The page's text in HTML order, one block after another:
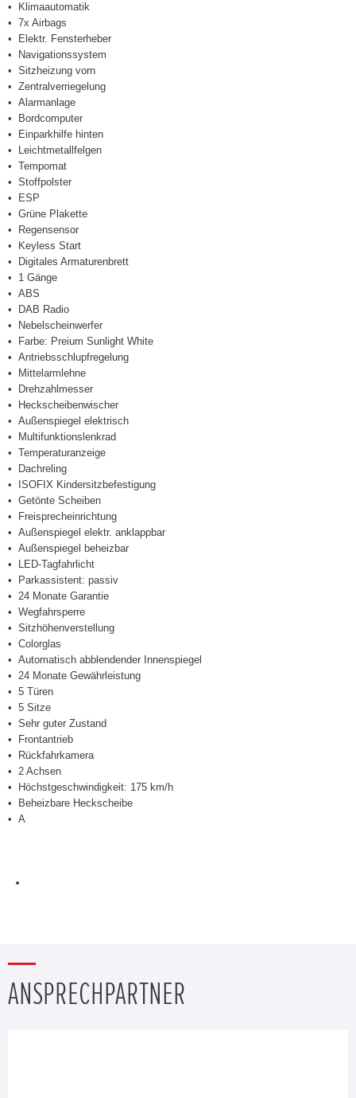
Klimaautomatik
7x Airbags
Elektr. Fensterheber
Navigationssystem
Sitzheizung vorn
Zentralverriegelung
Alarmanlage
Bordcomputer
Einparkhilfe hinten
Leichtmetallfelgen
Tempomat
Stoffpolster
ESP
Grüne Plakette
Regensensor
Keyless Start
Digitales Armaturenbrett
1 Gänge
ABS
DAB Radio
Nebelscheinwerfer
Farbe: Preium Sunlight White
Antriebsschlupfregelung
Mittelarmlehne
Drehzahlmesser
Heckscheibenwischer
Außenspiegel elektrisch
Multifunktionslenkrad
Temperaturanzeige
Dachreling
ISOFIX Kindersitzbefestigung
Getönte Scheiben
Freisprecheinrichtung
Außenspiegel elektr. anklappbar
Außenspiegel beheizbar
LED-Tagfahrlicht
Parkassistent: passiv
24 Monate Garantie
Wegfahrsperre
Sitzhöhenverstellung
Colorglas
Automatisch abblendender Innenspiegel
24 Monate Gewährleistung
5 Türen
5 Sitze
Sehr guter Zustand
Frontantrieb
Rückfahrkamera
2 Achsen
Höchstgeschwindigkeit: 175 km/h
Beheizbare Heckscheibe
A
ANSPRECHPARTNER